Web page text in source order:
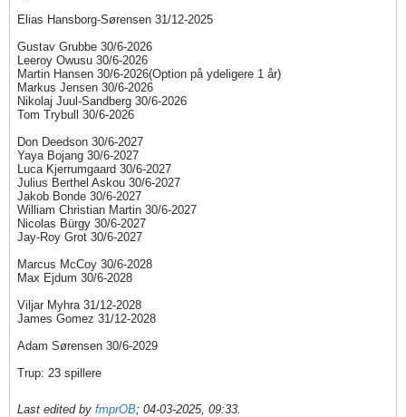
Elias Hansborg-Sørensen 31/12-2025
Gustav Grubbe 30/6-2026
Leeroy Owusu 30/6-2026
Martin Hansen 30/6-2026(Option på ydeligere 1 år)
Markus Jensen 30/6-2026
Nikolaj Juul-Sandberg 30/6-2026
Tom Trybull 30/6-2026
Don Deedson 30/6-202​7​
Yaya Bojang 30/6-2027
Luca Kjerrumgaard 30/6-2027
Julius Berthel Askou 30/6-2027
Jakob Bonde 30/6-2027
William Christian Martin 30/6-2027
Nicolas Bürgy 30/6-2027
Jay-Roy Grot 30/6-2027
Marcus McCoy 30/6-2028​
Max Ejdum 30/6-2028
Viljar Myhra 31/12-2028
James Gomez 31/12-2028​​
Adam Sørensen 30/6-2029​
Trup: 23 spillere
Last edited by fmprOB; 04-03-2025, 09:33.